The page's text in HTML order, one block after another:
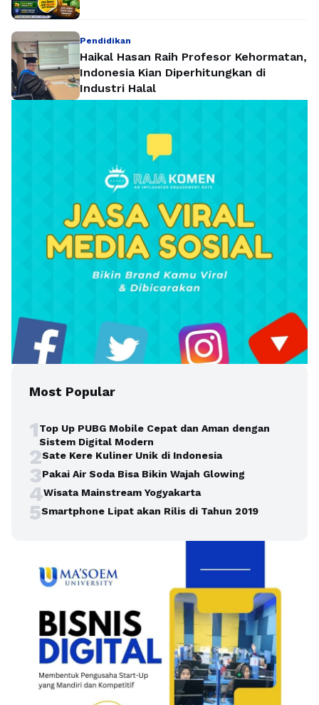
Pendidikan
Haikal Hasan Raih Profesor Kehormatan,
Indonesia Kian Diperhitungkan di
Industri Halal
Most Popular
1Top Up PUBG Mobile Cepat dan Aman dengan
Sistem Digital Modern
2Sate Kere Kuliner Unik di Indonesia
3Pakai Air Soda Bisa Bikin Wajah Glowing
4Wisata Mainstream Yogyakarta
5Smartphone Lipat akan Rilis di Tahun 2019